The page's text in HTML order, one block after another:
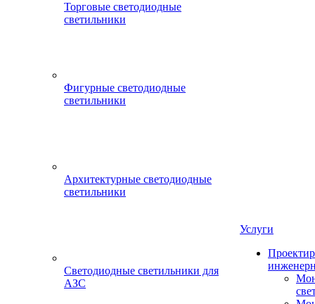
Торговые светодиодные
светильники
Фигурные светодиодные
светильники
Архитектурные светодиодные
светильники
Светодиодные светильники для
АЗС
Услуги